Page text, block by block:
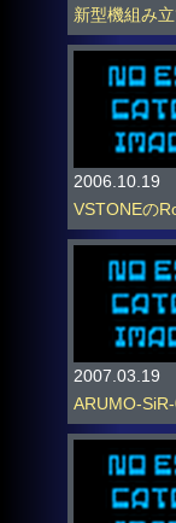
新型機組み
2006.10.19
VSTONEの
2007.03.19
ARUMO-